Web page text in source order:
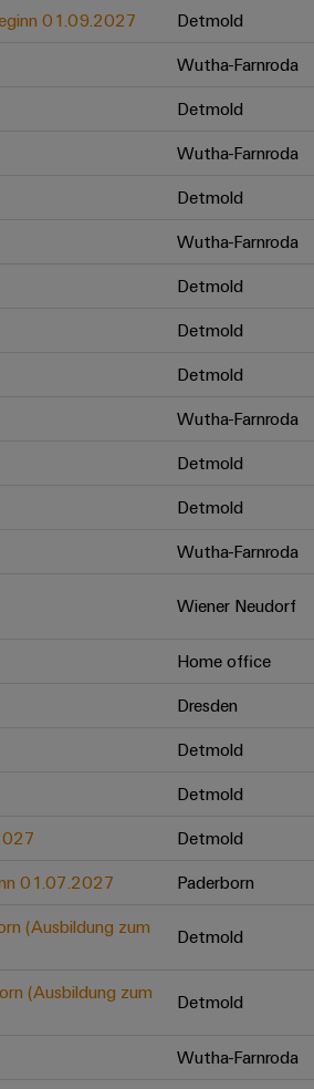
01.09.2027
Detmold
Wutha-Farnroda
Detmold
Wutha-Farnroda
Detmold
Wutha-Farnroda
Detmold
Detmold
Detmold
Wutha-Farnroda
Detmold
Detmold
Wutha-Farnroda
Wiener Neudorf
Home office
Dresden
Detmold
Detmold
Detmold
01.07.2027
Paderborn
(Ausbildung zum
Detmold
(Ausbildung zum
Detmold
Wutha-Farnroda